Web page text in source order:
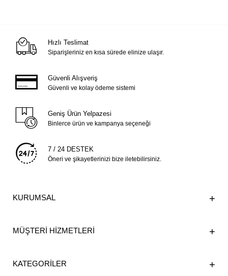
Hızlı Teslimat
Siparişleriniz en kısa sürede elinize ulaşır.
Güvenli Alışveriş
Güvenli ve kolay ödeme sistemi
Geniş Ürün Yelpazesi
Binlerce ürün ve kampanya seçeneği
7 / 24 DESTEK
Öneri ve şikayetlerinizi bize iletebilirsiniz.
KURUMSAL
MÜŞTERİ HİZMETLERİ
KATEGORİLER